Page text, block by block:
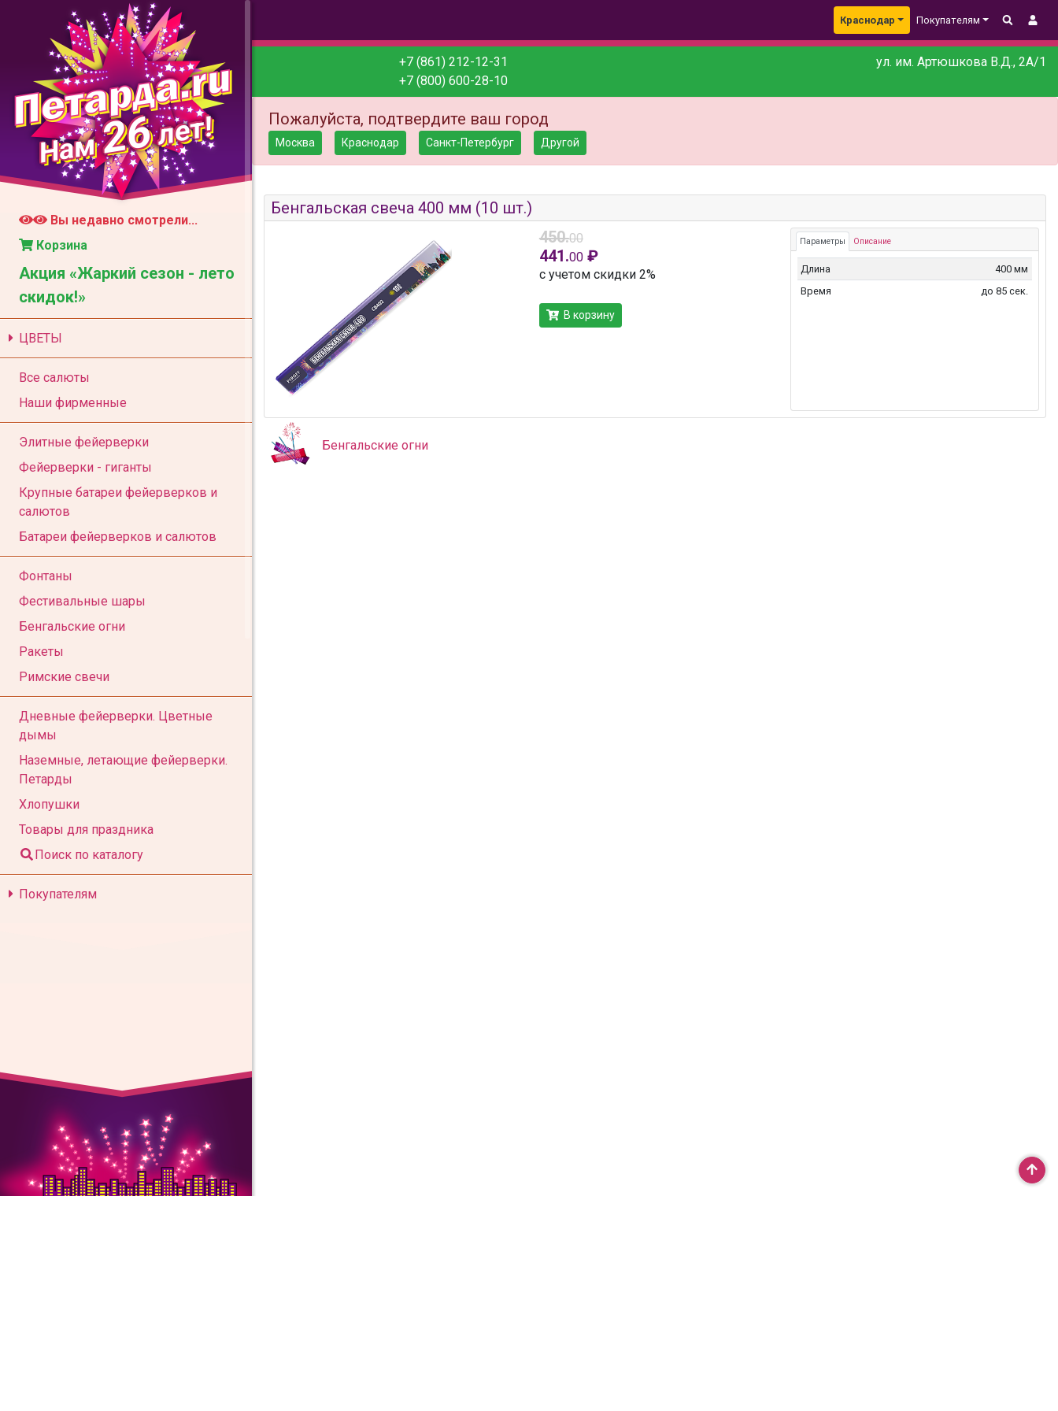
Нам26лет!
Вы недавно смотрели...
Корзина
Акция «Жаркий сезон - лето
скидок!»
ЦВЕТЫ
Все салюты
Наши фирменные
Элитные фейерверки
Фейерверки - гиганты
Крупные батареи фейерверков и
салютов
Батареи фейерверков и салютов
Фонтаны
Фестивальные шары
Бенгальские огни
Ракеты
Римские свечи
Дневные фейерверки. Цветные
дымы
Наземные, летающие фейерверки.
Петарды
Хлопушки
Товары для праздника
Поиск по каталогу
Покупателям
Краснодар Покупателям
+7 (861) 212-12-31
+7 (800) 600-28-10
ул. им. Артюшкова В.Д., 2А/1
Пожалуйста, подтвердите ваш город
Москва Краснодар Санкт-Петербург Другой
Бенгальская свеча 400 мм (10 шт.)
450.00
441.00₽
с учетом скидки 2%
В корзину
Параметры Описание
Длина
400 мм
Время
до 85 сек.
Бенгальские огни